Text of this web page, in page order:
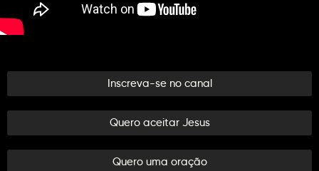
Inscreva-se no canal
Quero aceitar Jesus
Quero uma oração